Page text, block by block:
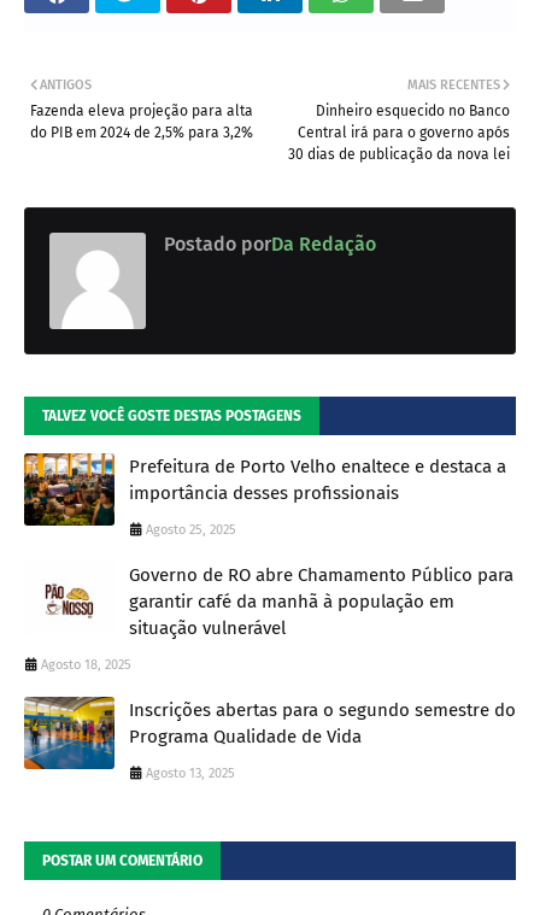
MAIS RECENTES
Dinheiro esquecido no Banco
Central irá para o governo após
30 dias de publicação da nova lei
ANTIGOS
Fazenda eleva projeção para alta
do PIB em 2024 de 2,5% para 3,2%
Postado porDa Redação
TALVEZ VOCÊ GOSTE DESTAS POSTAGENS
Prefeitura de Porto Velho enaltece e destaca a
importância desses profissionais
Agosto 25, 2025
Governo de RO abre Chamamento Público para
garantir café da manhã à população em
situação vulnerável
Agosto 18, 2025
Inscrições abertas para o segundo semestre do
Programa Qualidade de Vida
Agosto 13, 2025
POSTAR UM COMENTÁRIO